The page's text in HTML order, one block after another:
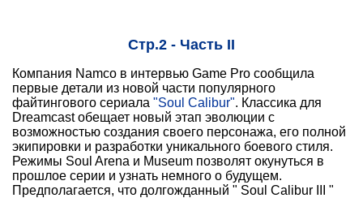
Стр.2 - Часть II
Компания Namco в интервью Game Pro сообщила
первые детали из новой части популярного
файтингового сериала "Soul Calibur". Классика для
Dreamcast обещает новый этап эволюции с
возможностью создания своего персонажа, его полной
экипировки и разработки уникального боевого стиля.
Режимы Soul Arena и Museum позволят окунуться в
прошлое серии и узнать немного о будущем.
Предполагается, что долгожданный " Soul Calibur III "